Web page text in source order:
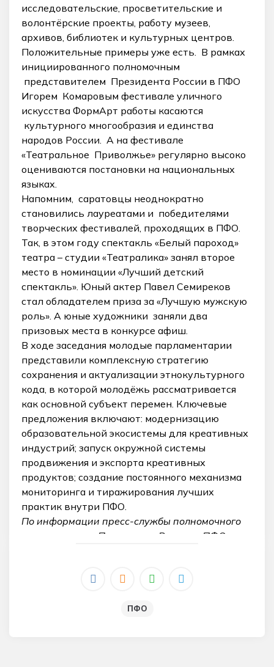
исследовательские, просветительские и
волонтёрские проекты, работу музеев,
архивов, библиотек и культурных центров.
Положительные примеры уже есть. В рамках
инициированного полномочным
представителем Президента России в ПФО
Игорем Комаровым фестивале уличного
искусства ФормАрт работы касаются
культурного многообразия и единства
народов России. А на фестивале
«Театральное Приволжье» регулярно высоко
оцениваются постановки на национальных
языках.
Напомним, саратовцы неоднократно
становились лауреатами и победителями
творческих фестивалей, проходящих в ПФО.
Так, в этом году спектакль «Белый пароход»
театра – студии «Театралика» занял второе
место в номинации «Лучший детский
спектакль». Юный актер Павел Семиреков
стал обладателем приза за «Лучшую мужскую
роль». А юные художники заняли два
призовых места в конкурсе афиш.
В ходе заседания молодые парламентарии
представили комплексную стратегию
сохранения и актуализации этнокультурного
кода, в которой молодёжь рассматривается
как основной субъект перемен. Ключевые
предложения включают: модернизацию
образовательной экосистемы для креативных
индустрий; запуск окружной системы
продвижения и экспорта креативных
продуктов; создание постоянного механизма
мониторинга и тиражирования лучших
практик внутри ПФО.
По информации пресс-службы полномочного
представителя Президента России в ПФО
ПФО